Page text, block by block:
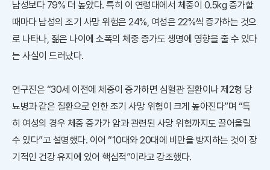
남성보다 79% 더 높았다. 특히 이 연령대에서 체중이 0.5kg 증가할
때마다 남성의 조기 사망 위험은 24%, 여성은 22%씩 증가하는 것으
로 나타나, 젊은 나이에 소폭의 체중 증가도 생명에 영향을 줄 수 있다
는 사실이 드러났다.
연구진은 “30세 이전에 체중이 증가하면 심혈관 질환이나 제2형 당
뇨병과 같은 질환으로 인한 조기 사망 위험이 크게 높아진다”며 “특
히 여성의 경우 체중 증가가 암과 관련된 사망 위험까지도 끌어올릴
수 있다”고 설명했다. 이어 “10대와 20대에 비만을 방지하는 것이 장
기적인 건강 유지에 있어 핵심적”이라고 강조했다.